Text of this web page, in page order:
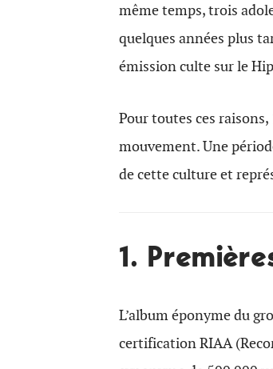
même temps, trois
quelques années plus
émission culte sur le
Pour toutes ces
mouvement. Une
de cette culture et
1.
L’album éponyme du
certification RIAA